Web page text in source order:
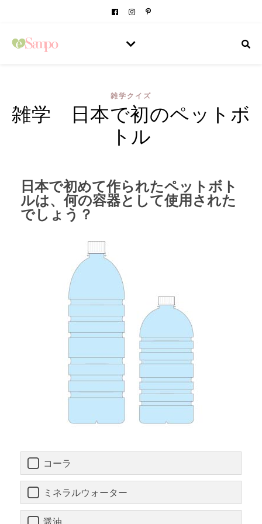
雑学クイズ
雑学 日本で初のペットボ
トル
日本で初めて作られたペットボト
ルは、何の容器として使用された
でしょう？
コーラ
ミネラルウォーター